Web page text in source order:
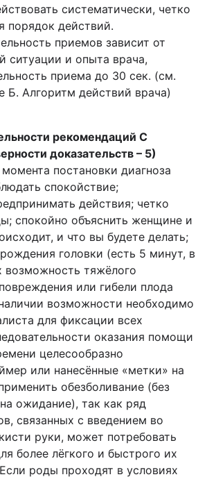
систематически, четко
порядок действий.
приемов зависит от
ситуации и опыта врача,
приема до 30 сек. (см.
Б. Алгоритм действий врача)
рекомендаций С
доказательств – 5)
постановки диагноза
спокойствие;
действия; четко
спокойно объяснить женщине и
и что вы будете делать;
головки (есть 5 минут, в
возможность тяжёлого
или гибели плода
возможности необходимо
для фиксации всех
оказания помощи
целесообразно
или нанесённые «метки» на
обезболивание (без
ожидание), так как ряд
связанных с введением во
руки, может потребовать
более лёгкого и быстрого их
роды проходят в условиях